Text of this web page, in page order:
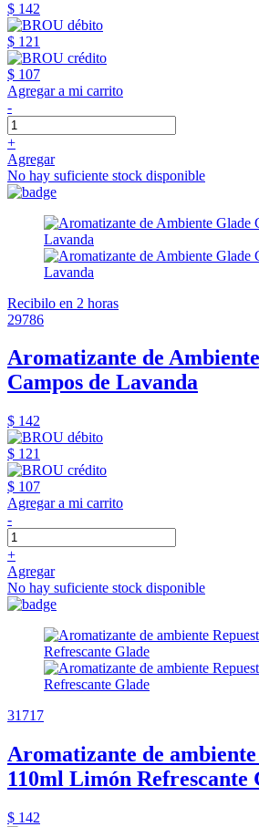
$ 142
$ 121
$ 107
Agregar a mi carrito
-
+
Agregar
No hay suficiente stock disponible
Recibilo en 2 horas
29786
Aromatizante de
Campos de Lavanda
$ 142
$ 121
$ 107
Agregar a mi carrito
-
+
Agregar
No hay suficiente stock disponible
31717
Aromatizante de ambiente
110ml Limón Refrescante
$ 142